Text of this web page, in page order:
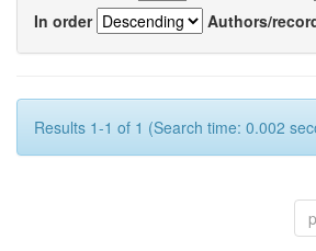
In order
Authors/
Results 1-1 of 1 (Search time: 0.002